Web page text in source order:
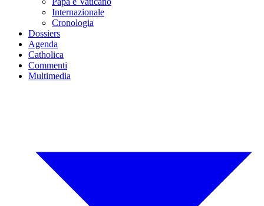
Internazionale
Cronologia
Dossiers
Agenda
Catholica
Commenti
Multimedia